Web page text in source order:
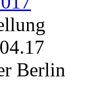
Berlin